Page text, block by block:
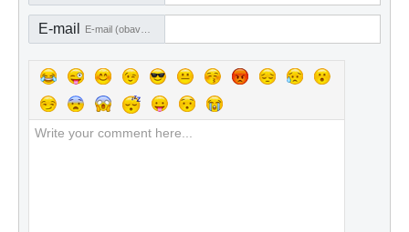
E-mail E-mail (obavezno)